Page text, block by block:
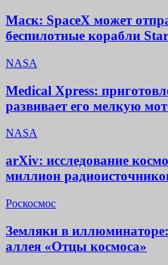
Маск: SpaceX может
беспилотные корабли
NASA
Medical Xpress:
развивает его мелкую
NASA
arXiv: исследование
миллион
Роскосмос
Земляки в
аллея «Отцы космоса»